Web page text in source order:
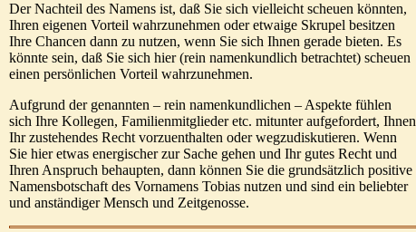
Der Nachteil des Namens ist, daß Sie sich vielleicht scheuen könnten,
Ihren eigenen Vorteil wahrzunehmen oder etwaige Skrupel besitzen
Ihre Chancen dann zu nutzen, wenn Sie sich Ihnen gerade bieten. Es
könnte sein, daß Sie sich hier (rein namenkundlich betrachtet) scheuen
einen persönlichen Vorteil wahrzunehmen.
Aufgrund der genannten – rein namenkundlichen – Aspekte fühlen
sich Ihre Kollegen, Familienmitglieder etc. mitunter aufgefordert, Ihnen
Ihr zustehendes Recht vorzuenthalten oder wegzudiskutieren. Wenn
Sie hier etwas energischer zur Sache gehen und Ihr gutes Recht und
Ihren Anspruch behaupten, dann können Sie die grundsätzlich positive
Namensbotschaft des Vornamens Tobias nutzen und sind ein beliebter
und anständiger Mensch und Zeitgenosse.